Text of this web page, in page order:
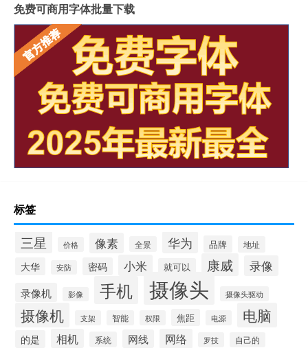
免费可商用字体批量下载
标签
三星 价格 像素 全景 华为 品牌 地址
大华 安防 密码 小米 就可以 康威 录像
录像机 影像 手机 摄像头 摄像头驱动
摄像机 支架 智能 权限 焦距 电源 电脑
的是 相机 系统 网线 网络 罗技 自己的